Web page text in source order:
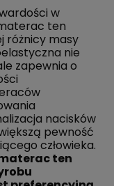
w
ten
różnicy masy
nie
zapewnia o
nacisków
pewność
człowieka.
ten